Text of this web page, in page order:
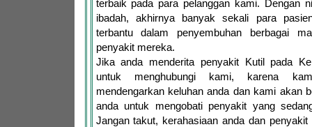
terbaik pada para pelanggan kami. Dengan
ibadah, akhirnya banyak sekali para
terbantu dalam penyembuhan berbagai
penyakit mereka.
Jika anda menderita penyakit Kutil pada
untuk menghubungi kami, karena
mendengarkan keluhan anda dan kami akan
anda untuk mengobati penyakit yang
Jangan takut, kerahasiaan anda dan penyakit